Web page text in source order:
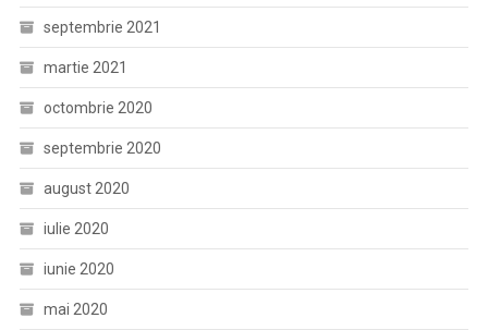
septembrie 2021
martie 2021
octombrie 2020
septembrie 2020
august 2020
iulie 2020
iunie 2020
mai 2020